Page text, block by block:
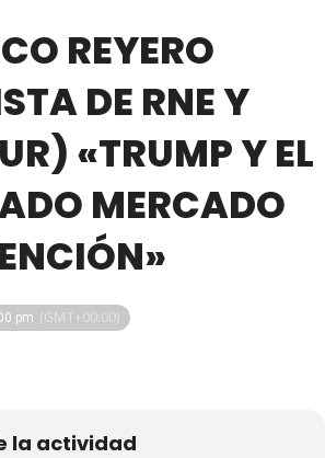
REYERO
DE RNE Y
«TRUMP Y EL
MERCADO
pm (GMT+00:00)
la actividad